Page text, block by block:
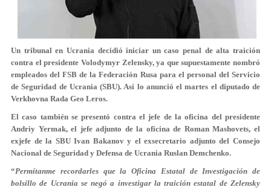
Un tribunal en Ucrania decidió iniciar un caso penal de alta traición
contra el presidente Volodymyr Zelensky, ya que supuestamente nombró
empleados del FSB de la Federación Rusa para el personal del Servicio
de Seguridad de Ucrania (SBU). Así lo anunció el martes el diputado de
Verkhovna Rada Geo Leros.
El caso también se presentó contra el jefe de la oficina del presidente
Andriy Yermak, el jefe adjunto de la oficina de Roman Mashovets, el
exjefe de la SBU Ivan Bakanov y el exsecretario adjunto del Consejo
Nacional de Seguridad y Defensa de Ucrania Ruslan Demchenko.
“Permítanme recordarles que la Oficina Estatal de Investigación de
bolsillo de Ucrania se negó a investigar la traición estatal de Zelensky